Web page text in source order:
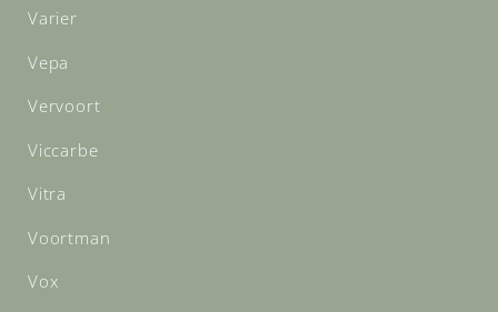
Varier
Vepa
Vervoort
Viccarbe
Vitra
Voortman
Vox